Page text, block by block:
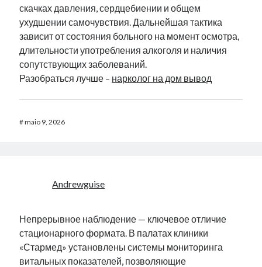
скачках давления, сердцебиении и общем
ухудшении самочувствия. Дальнейшая тактика
зависит от состояния больного на момент осмотра,
длительности употребления алкоголя и наличия
сопутствующих заболеваний.
Разобраться лучше – нарколог на дом вывод
#maio 9, 2026
Andrewguise
Непрерывное наблюдение — ключевое отличие
стационарного формата. В палатах клиники
«Стармед» установлены системы мониторинга
витальных показателей, позволяющие